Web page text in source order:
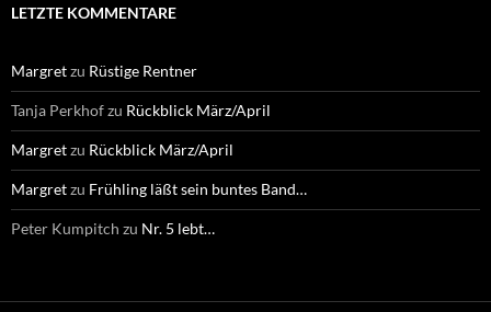
LETZTE KOMMENTARE
Margretzu Rüstige Rentner
Tanja Perkhofzu Rückblick März/April
Margretzu Rückblick März/April
Margretzu Frühling läßt sein buntes Band…
Peter Kumpitch zu Nr. 5 lebt…